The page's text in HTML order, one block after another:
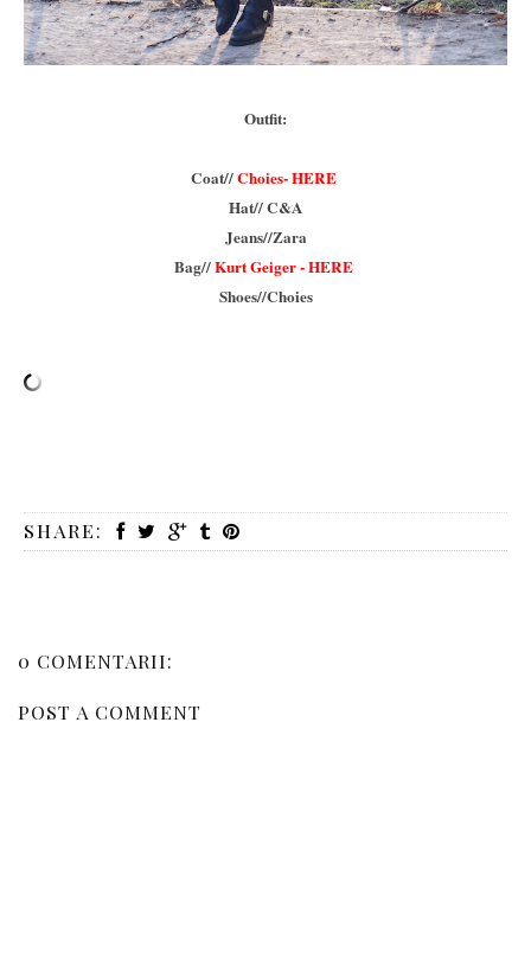
Outfit:
Coat//Choies- HERE
Hat// C&A
Jeans//Zara
Bag//Kurt Geiger - HERE
Shoes//Choies
SHARE:
0 COMENTARII:
POST A COMMENT